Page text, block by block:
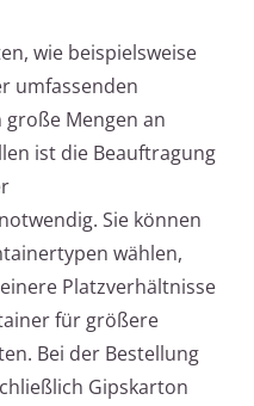
wie beispielsweise
umfassenden
Mengen an
ist die Beauftragung
Sie können
wählen,
Platzverhältnisse
für größere
Bei der Bestellung
Gipskarton